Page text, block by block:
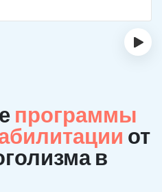
›
программы
от
в